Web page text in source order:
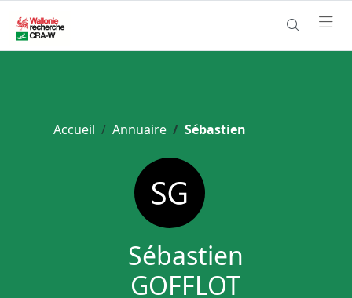
Accueil Annuaire Sébastien
Sébastien
GOFFLOT